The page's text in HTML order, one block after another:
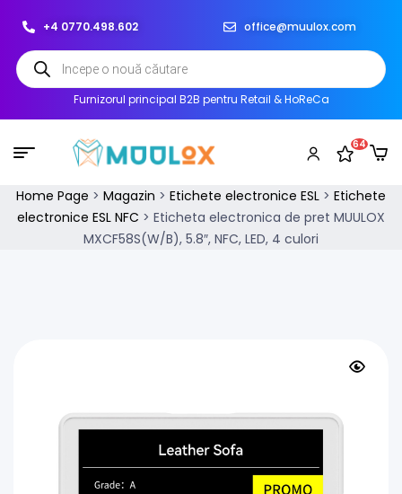
+4 0770.498.602 office@muulox.com
Furnizorul principal B2B pentru Retail & HoReCa
64
Home Page > Magazin > Etichete electronice ESL > Etichete
electronice ESL NFC > Eticheta electronica de pret MUULOX
MXCF58S(W/B), 5.8″, NFC, LED, 4 culori